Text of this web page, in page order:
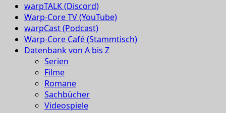
warpTALK (Discord)
Warp-Core TV (YouTube)
warpCast (Podcast)
Warp-Core Café (Stammtisch)
Datenbank von A bis Z
Serien
Filme
Romane
Sachbücher
Videospiele